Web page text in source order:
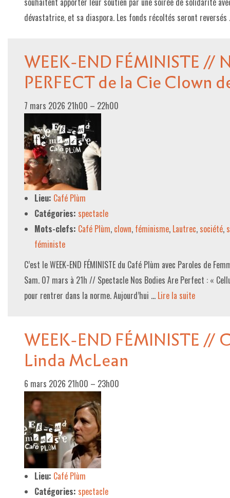
dévastatrice, et sa diaspora. Les fonds récoltés seront
WEEK-END FÉMINISTE //
PERFECT de la Cie Clown
7 mars 2026 21h00 – 22h00
Lieu: Café Plùm
Catégories: spectacle
Mots-clefs: Café Plùm, clown, féminisme, Lautrec, société,
féministe
C’est le WEEK-END FÉMINISTE du Café Plùm avec Paroles de
Sam. 07 mars à 21h // Spectacle Nos Bodies Are Perfect : «
pour rentrer dans la norme. Aujourd’hui … Lire la suite­­
WEEK-END FÉMINISTE //
Linda McLean
6 mars 2026 21h00 – 23h00
Lieu: Café Plùm
Catégories: spectacle